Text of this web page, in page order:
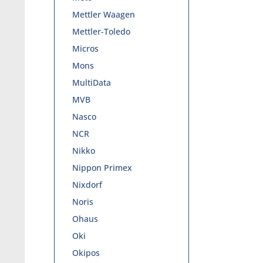
Mettler Waagen
Mettler-Toledo
Micros
Mons
MultiData
MVB
Nasco
NCR
Nikko
Nippon Primex
Nixdorf
Noris
Ohaus
Oki
Okipos